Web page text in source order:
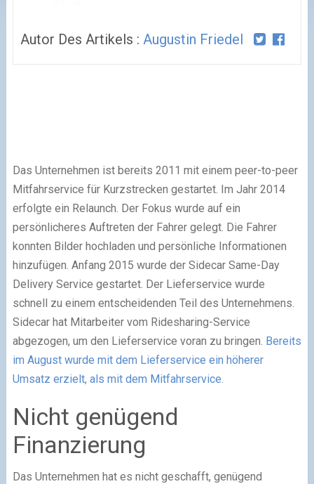
Autor Des Artikels : Augustin Friedel
Das Unternehmen ist bereits 2011 mit einem peer-to-peer
Mitfahrservice für Kurzstrecken gestartet. Im Jahr 2014
erfolgte ein Relaunch. Der Fokus wurde auf ein
persönlicheres Auftreten der Fahrer gelegt. Die Fahrer
konnten Bilder hochladen und persönliche Informationen
hinzufügen. Anfang 2015 wurde der Sidecar Same-Day
Delivery Service gestartet. Der Lieferservice wurde
schnell zu einem entscheidenden Teil des Unternehmens.
Sidecar hat Mitarbeiter vom Ridesharing-Service
abgezogen, um den Lieferservice voran zu bringen. Bereits
im August wurde mit dem Lieferservice ein höherer
Umsatz erzielt, als mit dem Mitfahrservice.
Nicht genügend
Finanzierung
Das Unternehmen hat es nicht geschafft, genügend